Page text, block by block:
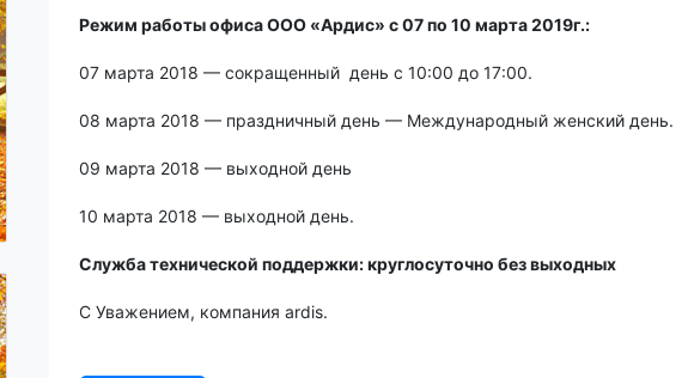
Режим работы офиса ООО «Ардис» с 07 по 10 марта 2019г.:
07 марта 2018 — сокращенный день с 10:00 до 17:00.
08 марта 2018 — праздничный день — Международный женский день.
09 марта 2018 — выходной день
10 марта 2018 — выходной день.
Служба технической поддержки:круглосуточно без выходных
С Уважением, компания ardis.